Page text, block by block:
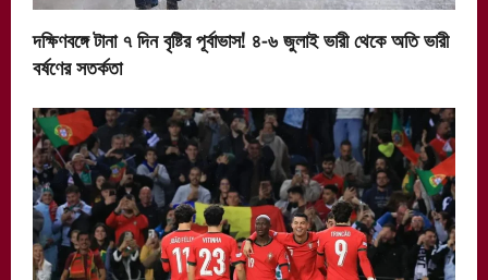
দক্ষিণবঙ্গে টানা ৭ দিন বৃষ্টির পূর্বাভাস! ৪-৬ জুলাই ভারী থেকে অতি ভারী
বর্ষণের সতর্কতা